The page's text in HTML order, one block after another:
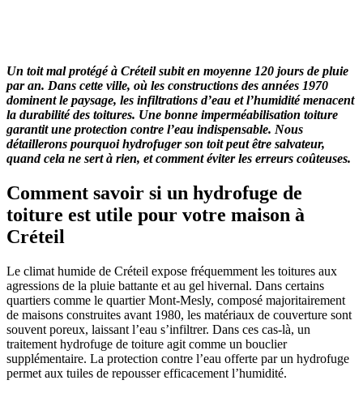
Un toit mal protégé à Créteil subit en moyenne 120 jours de pluie
par an. Dans cette ville, où les constructions des années 1970
dominent le paysage, les infiltrations d’eau et l’humidité menacent
la durabilité des toitures. Une bonne imperméabilisation toiture
garantit une protection contre l’eau indispensable. Nous
détaillerons pourquoi hydrofuger son toit peut être salvateur,
quand cela ne sert à rien, et comment éviter les erreurs coûteuses.
Comment savoir si un hydrofuge de
toiture est utile pour votre maison à
Créteil
Le climat humide de Créteil expose fréquemment les toitures aux
agressions de la pluie battante et au gel hivernal. Dans certains
quartiers comme le quartier Mont-Mesly, composé majoritairement
de maisons construites avant 1980, les matériaux de couverture sont
souvent poreux, laissant l’eau s’infiltrer. Dans ces cas-là, un
traitement hydrofuge de toiture agit comme un bouclier
supplémentaire. La protection contre l’eau offerte par un hydrofuge
permet aux tuiles de repousser efficacement l’humidité.